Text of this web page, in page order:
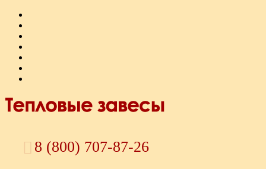
8 (800) 707-87-26